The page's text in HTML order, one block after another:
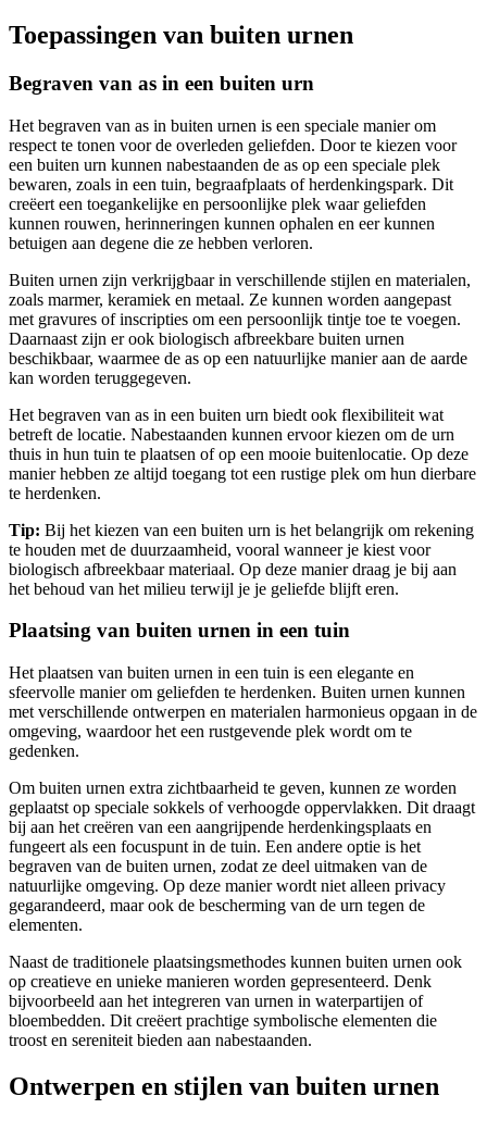
Toepassingen van buiten urnen
Begraven van as in een buiten urn
Het begraven van as in buiten urnen is een speciale manier om
respect te tonen voor de overleden geliefden. Door te kiezen voor
een buiten urn kunnen nabestaanden de as op een speciale plek
bewaren, zoals in een tuin, begraafplaats of herdenkingspark. Dit
creëert een toegankelijke en persoonlijke plek waar geliefden
kunnen rouwen, herinneringen kunnen ophalen en eer kunnen
betuigen aan degene die ze hebben verloren.
Buiten urnen zijn verkrijgbaar in verschillende stijlen en materialen,
zoals marmer, keramiek en metaal. Ze kunnen worden aangepast
met gravures of inscripties om een persoonlijk tintje toe te voegen.
Daarnaast zijn er ook biologisch afbreekbare buiten urnen
beschikbaar, waarmee de as op een natuurlijke manier aan de aarde
kan worden teruggegeven.
Het begraven van as in een buiten urn biedt ook flexibiliteit wat
betreft de locatie. Nabestaanden kunnen ervoor kiezen om de urn
thuis in hun tuin te plaatsen of op een mooie buitenlocatie. Op deze
manier hebben ze altijd toegang tot een rustige plek om hun dierbare
te herdenken.
Tip: Bij het kiezen van een buiten urn is het belangrijk om rekening
te houden met de duurzaamheid, vooral wanneer je kiest voor
biologisch afbreekbaar materiaal. Op deze manier draag je bij aan
het behoud van het milieu terwijl je je geliefde blijft eren.
Plaatsing van buiten urnen in een tuin
Het plaatsen van buiten urnen in een tuin is een elegante en
sfeervolle manier om geliefden te herdenken. Buiten urnen kunnen
met verschillende ontwerpen en materialen harmonieus opgaan in de
omgeving, waardoor het een rustgevende plek wordt om te
gedenken.
Om buiten urnen extra zichtbaarheid te geven, kunnen ze worden
geplaatst op speciale sokkels of verhoogde oppervlakken. Dit draagt
bij aan het creëren van een aangrijpende herdenkingsplaats en
fungeert als een focuspunt in de tuin. Een andere optie is het
begraven van de buiten urnen, zodat ze deel uitmaken van de
natuurlijke omgeving. Op deze manier wordt niet alleen privacy
gegarandeerd, maar ook de bescherming van de urn tegen de
elementen.
Naast de traditionele plaatsingsmethodes kunnen buiten urnen ook
op creatieve en unieke manieren worden gepresenteerd. Denk
bijvoorbeeld aan het integreren van urnen in waterpartijen of
bloembedden. Dit creëert prachtige symbolische elementen die
troost en sereniteit bieden aan nabestaanden.
Ontwerpen en stijlen van buiten urnen